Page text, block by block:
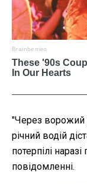
"Через ворожий
річний водій
потерпілі
повідомленні.